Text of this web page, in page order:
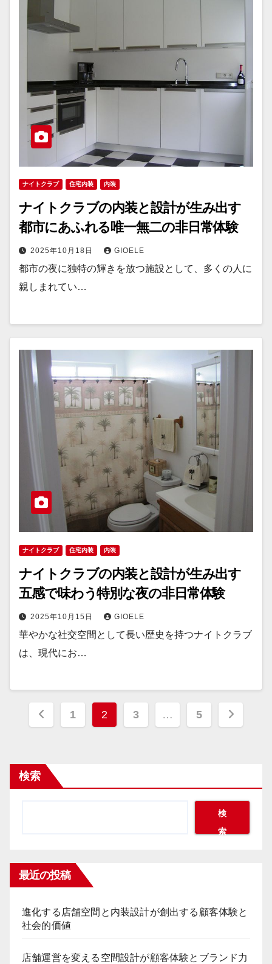
ナイトクラブ 住宅内装 内装
ナイトクラブの内装と設計が生み出す
都市にあふれる唯一無二の非日常体験
2025年10月18日 GIOELE
都市の夜に独特の輝きを放つ施設として、多くの人に
親しまれてい…
ナイトクラブ 住宅内装 内装
ナイトクラブの内装と設計が生み出す
五感で味わう特別な夜の非日常体験
2025年10月15日 GIOELE
華やかな社交空間として長い歴史を持つナイトクラブ
は、現代にお…
投
の
ペ
送
り
1 2 3 … 5
検索
検
索
最近の投稿
進化する店舗空間と内装設計が創出する顧客体験と
社会的価値
店舗運営を変える空間設計が顧客体験とブランド力